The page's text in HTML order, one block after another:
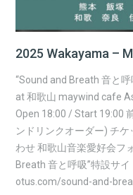
2025 Wakayama –
“Sound and Breath 音と
at 和歌山 maywind cafe
Open 18:00 / Start 19:00
ンドリンクオーダー) チ
わせ 和歌山音楽愛好会フ
Breath 音と呼吸”特設サ
otus.com/sound-and-